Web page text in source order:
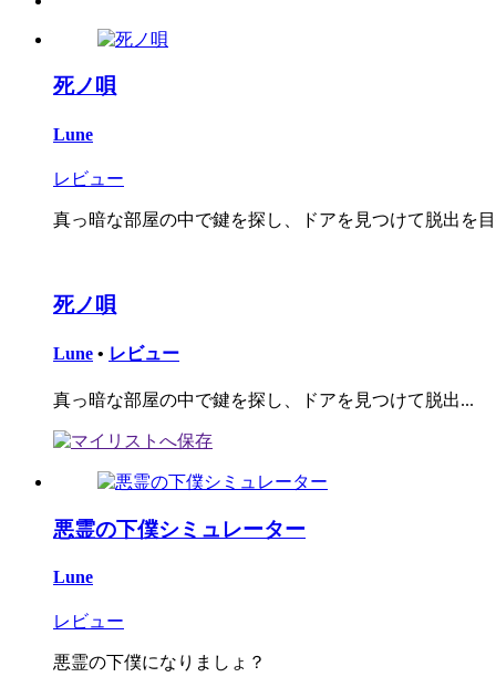
死ノ唄
Lune
レビュー
真っ暗な部屋の中で鍵を探し、ドアを見つけて脱出を
死ノ唄
Lune • レビュー
真っ暗な部屋の中で鍵を探し、ドアを見つけて脱出...
悪霊の下僕シミュレーター
Lune
レビュー
悪霊の下僕になりましょ？